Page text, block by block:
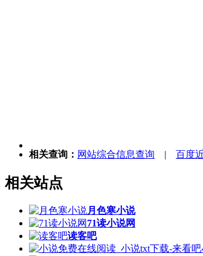
相关查询： 网站综合信息查询 | 百度
相关站点
月色寒小说
71读小说网
读客吧